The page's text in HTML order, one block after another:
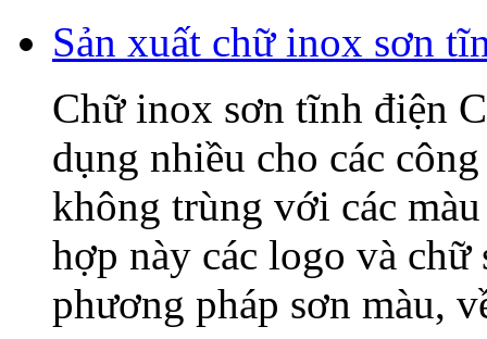
Sản xuất chữ inox sơn
Chữ inox sơn tĩnh điện
dụng nhiều cho các
không trùng với các
hợp này các logo và chữ
phương pháp sơn màu,